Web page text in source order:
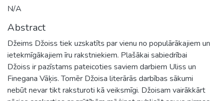
N/A
Abstract
Džeims Džoiss tiek uzskatīts par vienu no populārākajiem un
ietekmīgākajiem īru rakstniekiem. Plašākai sabiedrībai
Džoiss ir pazīstams pateicoties saviem darbiem Uliss un
Finegana Vāķis. Tomēr Džoisa literārās darbības sākumi
nebūt nevar tikt raksturoti kā veiksmīgi. Džoisam vairākkārt